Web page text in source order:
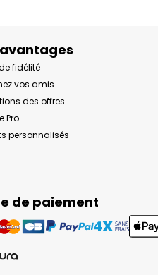
fidélité
vos amis
des offres
Pro
personnalisés
de paiement